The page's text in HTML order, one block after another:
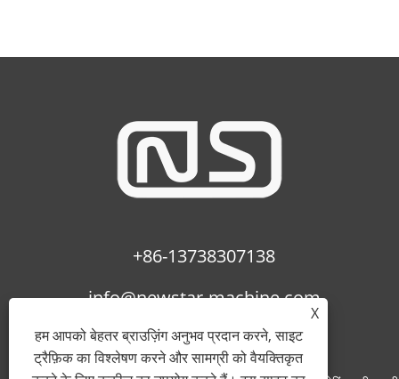
+86-13738307138
info@newstar-machine.com
X
हम आपको बेहतर ब्राउज़िंग अनुभव प्रदान करने, साइट
ट्रैफ़िक का विश्लेषण करने और सामग्री को वैयक्तिकृत